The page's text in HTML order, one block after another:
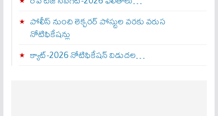
పోలీస్ నుంచి లెక్చరర్ పోస్టుల వరకు వరుస
నోటిఫికేషన్లు
క్యాట్-2026 నోటిఫికేషన్ విడుదల…